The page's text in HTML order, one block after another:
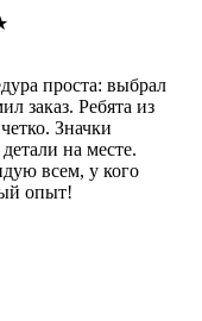
проста: выбрал
заказ. Ребята из
Значки
на месте.
всем, у кого
опыт!